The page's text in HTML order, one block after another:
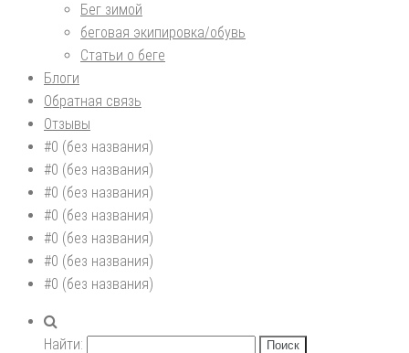
Бег зимой
беговая экипировка/обувь
Статьи о беге
Блоги
Обратная связь
Отзывы
#0 (без названия)
#0 (без названия)
#0 (без названия)
#0 (без названия)
#0 (без названия)
#0 (без названия)
#0 (без названия)
Найти: